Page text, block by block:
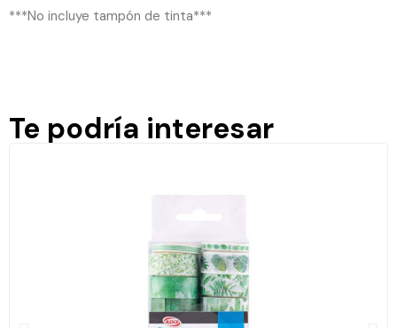
***No incluye tampón de tinta***
Te podría interesar